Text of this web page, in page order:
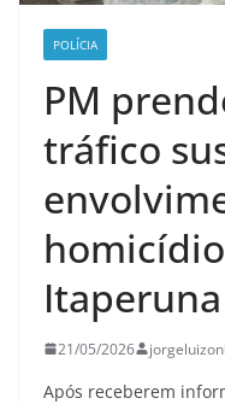
POLÍCIA
PM
tráfico
Itaperuna
21/05/2026
Após receberem